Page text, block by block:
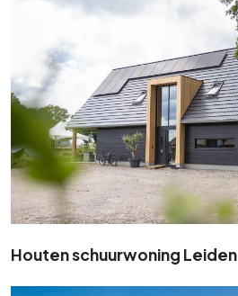
Houten schuurwoning Leiden